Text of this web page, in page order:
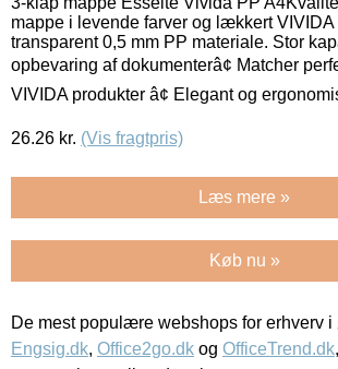
mappe i levende farver og lækkert VIVIDA
transparent 0,5 mm PP materiale. Stor
opbevaring af dokumenterâ¢ Matcher
VIVIDA produkter â¢ Elegant og
26.26 kr. (Vis fragtpris)
Læs mere »
Køb nu »
De mest populære webshops for erhverv
Engsig.dk, Office2go.dk og OfficeTrend.dk